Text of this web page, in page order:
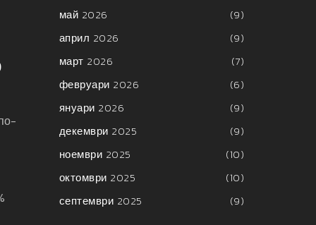
май 2026
(9)
април 2026
(9)
март 2026
(7)
февруари 2026
(6)
януари 2026
(9)
декември 2025
(9)
ноември 2025
(10)
октомври 2025
(10)
септември 2025
(9)